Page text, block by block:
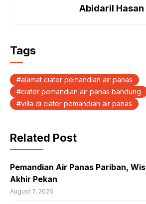
Abidaril Hasan
Tags
alamat ciater pemandian air panas
ciater pemandian air panas bandung
villa di ciater pemandian air panas
Related Post
Pemandian Air Panas Pariban,
Akhir Pekan
August 7, 2026